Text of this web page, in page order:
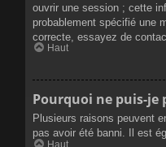
ouvrir une session ; cette
probablement spécifié une
correcte, essayez de
Haut
Pourquoi ne puis-je
Plusieurs raisons peuvent
pas avoir été banni. Il est
Haut